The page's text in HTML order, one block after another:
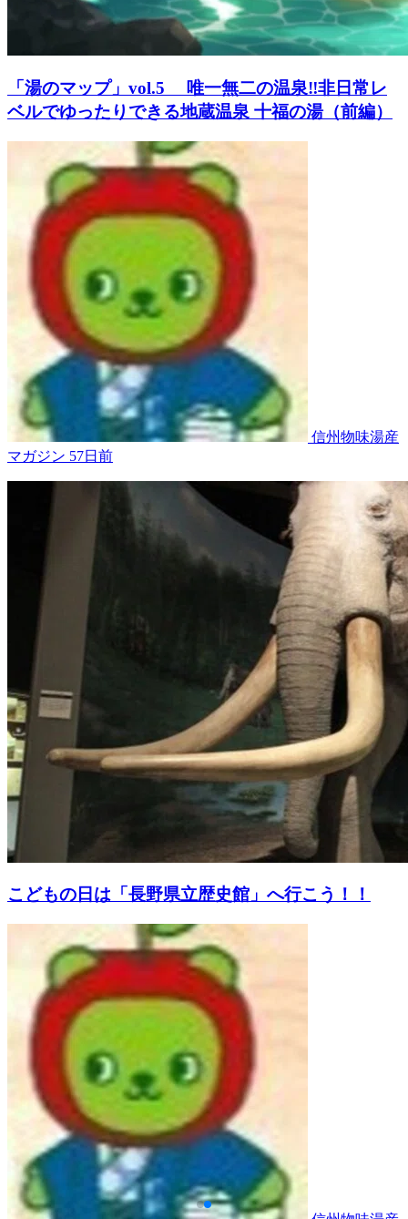
「湯のマップ」vol.5 唯一無二の温泉‼️非日常レ
ベルでゆったりできる地蔵温泉 十福の湯（前編）
信州物味湯産
マガジン 57日前
こどもの日は「長野県立歴史館」へ行こう！！